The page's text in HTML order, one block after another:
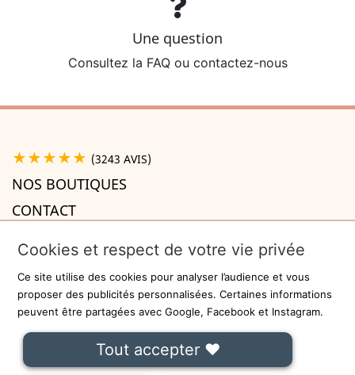
Une question
Consultez la FAQ ou contactez-nous
★★★★★ (3243 AVIS)
NOS BOUTIQUES
CONTACT
INFORMATIONS
Recevez la newsletter
On ne communiquera jamais votre adresse e-mail à des tiers.
Cookies et respect de votre vie privée
Ce site utilise des cookies pour analyser l’audience et vous
proposer des publicités personnalisées. Certaines informations
peuvent être partagées avec Google, Facebook et Instagram.
Tout accepter ❤